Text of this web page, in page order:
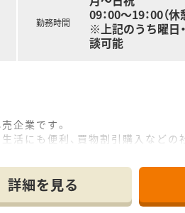
勤務時間
09：00～19：00（休
※上記のうち曜日
談可能
企業です。
にも便利、買物割引購入などの
詳細を見る